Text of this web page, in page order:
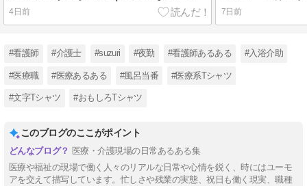
4日前 7日前
#看護師 #介護士 #suzuri #夜勤 #看護師あるある #入浴介助
#医療職 #医療あるある #風呂当番 #医療系Tシャツ
#文字Tシャツ #おもしろTシャツ
このブログのここがポイント
医療・介護現場の日常あるある集
医療や福祉の現場で働く人々のリアルな日常や心情を鋭く、時にはユーモ
アを交えて描写しています。忙しさや残業の実態、祝日も働く現実、職種